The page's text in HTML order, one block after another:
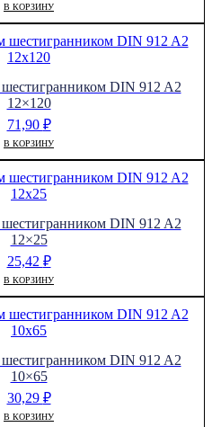
В КОРЗИНУ
DIN 912 A2
12×120
71,90 ₽
В КОРЗИНУ
DIN 912 A2
12×25
25,42 ₽
В КОРЗИНУ
DIN 912 A2
10×65
30,29 ₽
В КОРЗИНУ